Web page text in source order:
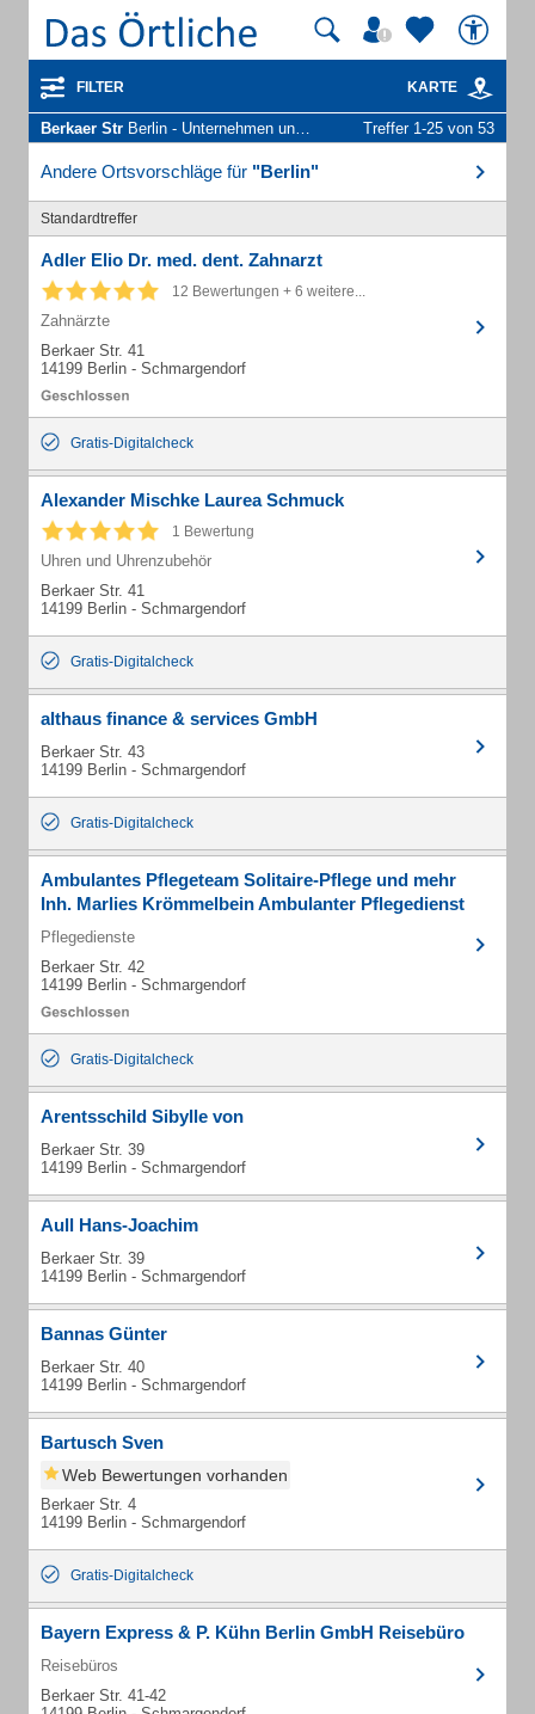
FILTER KARTE
Berkaer Str Berlin - Unternehmen und Personen Treffer 1-25 von 53
Andere Ortsvorschläge für "Berlin"
Standardtreffer
Adler Elio Dr. med. dent. Zahnarzt
12 Bewertungen + 6 weitere...
Zahnärzte
Berkaer Str. 41
14199 Berlin - Schmargendorf
Gratis-Digitalcheck
Alexander Mischke Laurea Schmuck
1 Bewertung
Uhren und Uhrenzubehör
Berkaer Str. 41
14199 Berlin - Schmargendorf
Gratis-Digitalcheck
althaus finance & services GmbH
Berkaer Str. 43
14199 Berlin - Schmargendorf
Gratis-Digitalcheck
Ambulantes Pflegeteam Solitaire-Pflege und mehr
Inh. Marlies Krömmelbein Ambulanter Pflegedienst
Pflegedienste
Berkaer Str. 42
14199 Berlin - Schmargendorf
Gratis-Digitalcheck
Arentsschild Sibylle von
Berkaer Str. 39
14199 Berlin - Schmargendorf
Aull Hans-Joachim
Berkaer Str. 39
14199 Berlin - Schmargendorf
Bannas Günter
Berkaer Str. 40
14199 Berlin - Schmargendorf
Bartusch Sven
Web Bewertungen vorhanden
Berkaer Str. 4
14199 Berlin - Schmargendorf
Gratis-Digitalcheck
Bayern Express & P. Kühn Berlin GmbH Reisebüro
Reisebüros
Berkaer Str. 41-42